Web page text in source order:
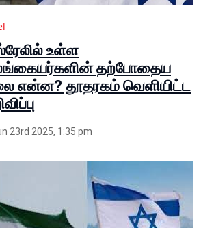
உள்ள
தற்போதைய
என்ன? தூதரகம் வெளியிட்ட
23rd 2025, 1:35 pm